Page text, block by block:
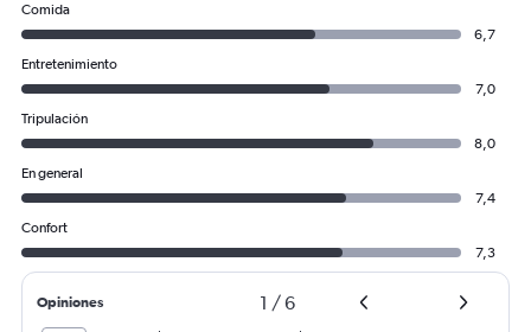
Comida
6,7
Entretenimiento
7,0
Tripulación
8,0
En general
7,4
Confort
7,3
Opiniones 1 /6